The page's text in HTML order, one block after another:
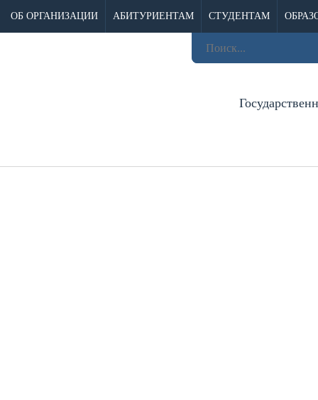
ОБ ОРГАНИЗАЦИИ АБИТУРИЕНТАМ СТУДЕНТАМ